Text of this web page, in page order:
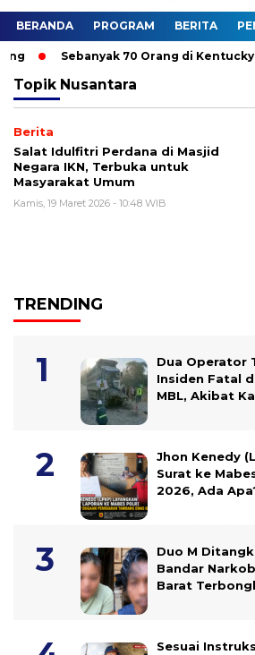
BERANDA PROGRAM BERITA
Sebanyak 70 Orang di Kentucky,
Topik Nusantara
Berita
Salat Idulfitri Perdana di Masjid
Negara IKN, Terbuka untuk
Masyarakat Umum
Kamis, 19 Maret 2026 - 10:48 WIB
TRENDING
Dua Operator
Insiden Fatal
MBL, Akibat
Jhon Kenedy
Surat ke
2026, Ada
Duo M
Bandar
Barat
Sesuai